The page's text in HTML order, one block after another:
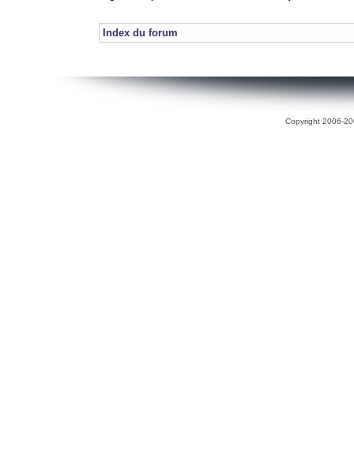
Index du forum
Copyright 2006-